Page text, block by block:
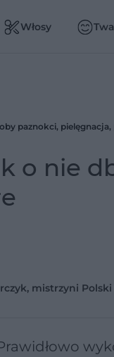
Włosy
paznokci, pielęgnacja,
o nie
mistrzyni